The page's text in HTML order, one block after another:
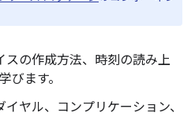
スの作成方法、時刻の読み上
びます。
イヤル、コンプリケーション、